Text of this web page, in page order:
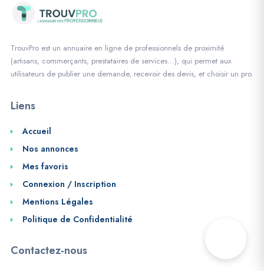
TrouvPro est un annuaire en ligne de professionnels de proximité
(artisans, commerçants, prestataires de services…), qui permet aux
utilisateurs de publier une demande, recevoir des devis, et choisir un pro.
Liens
Accueil
Nos annonces
Mes favoris
Connexion / Inscription
Mentions Légales
Politique de Confidentialité
Contactez-nous